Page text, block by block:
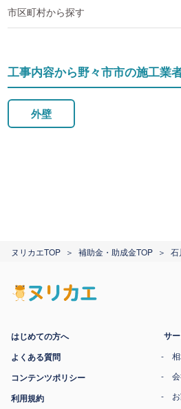
市区町村から探す
工事内容から野々市市の施工業
外壁
ヌリカエTOP 補助金・助成金TOP 石
はじめての方へ
よくある質問
コンテンツポリシー
利用規約
サ